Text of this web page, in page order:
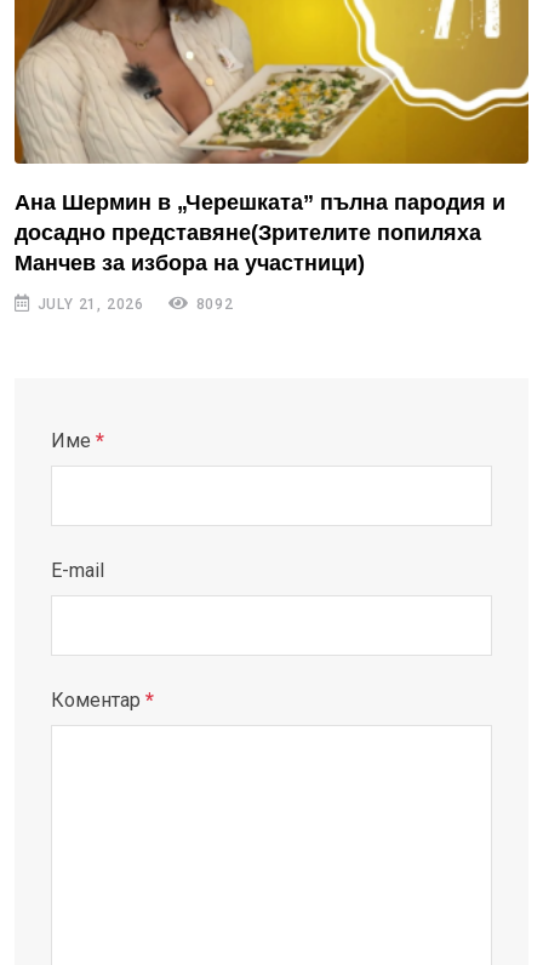
Ана Шермин в „Черешката” пълна пародия и
досадно представяне(Зрителите попиляха
Манчев за избора на участници)
JULY 21, 2026 8092
Име *
E-mail
Коментар *